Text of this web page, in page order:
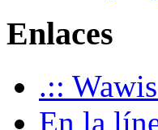
Enlaces
.::
En la